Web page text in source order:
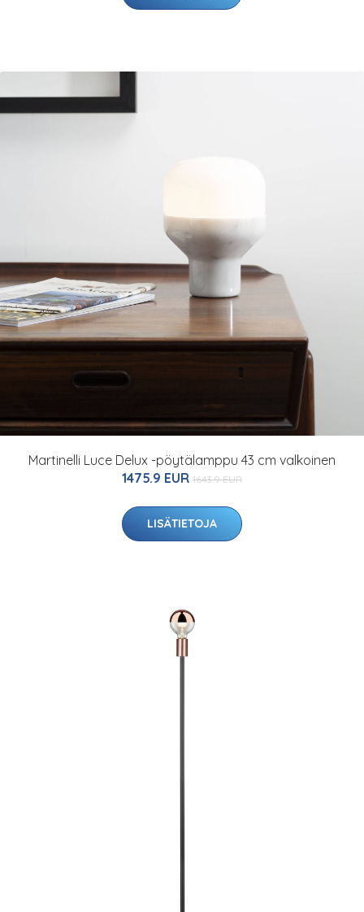
Martinelli Luce Delux -pöytälamppu 43 cm valkoinen
1475.9 EUR 1643.9 EUR
LISÄTIETOJA